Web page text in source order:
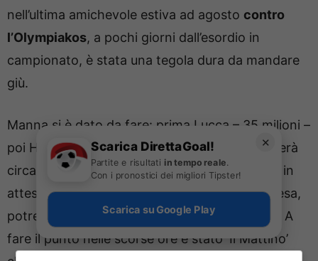
nell’ultima amichevole estiva ad agosto contro
l’Olympiakos, a pochi giorni dall’esordio in
campionato, è stata una tegola dura da mandare
giù.
Manna si è dato da fare: prima Lucca – 35 milioni –
poi Hojlund, che di milioni col riscatto ne costerà
circa 50 complessivi. Un doppio investimento in
attesa del rientro di Lukaku che però, a sorpresa,
potrebbe essere molto più vicino del previsto. A
fare il punto nelle scorse ore è stato ‘Il Mattino’
✕
Scarica DirettaGoal!
Partite e risultati in tempo reale.
Con i pronostici dei migliori Tipster!
Scarica su Google Play